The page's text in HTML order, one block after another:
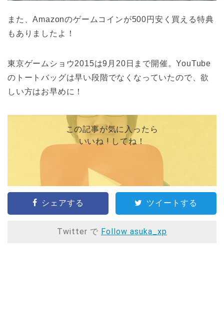
また、Amazonのゲームコインが500円安く買える特典
もありましたよ！
東京ゲームショウ2015は9月20日まで開催。YouTube
のトートバッグは早い段階でなくなっていたので、欲
しい方はお早めに！
この記事が気に入ったら
いいね ! してね！
シェアする ツイートする
Twitter で Follow asuka_xp